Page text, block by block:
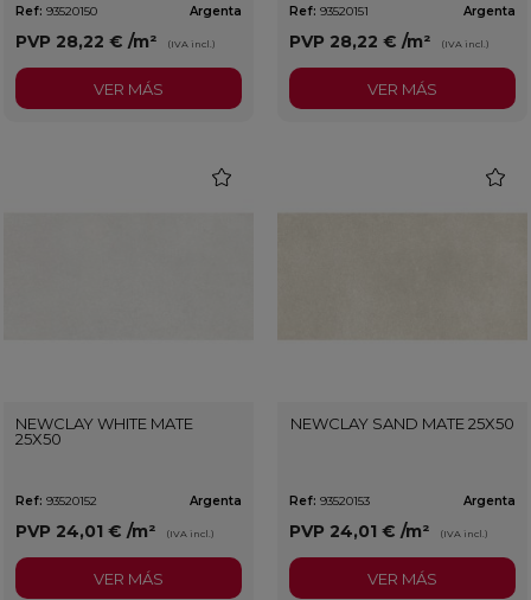
Ref: 93520150 Argenta
PVP 28,22 € /m² (IVA incl.)
VER MÁS
Ref: 93520151 Argenta
PVP 28,22 € /m² (IVA incl.)
VER MÁS
NEWCLAY WHITE MATE
25X50
Ref: 93520152 Argenta
PVP 24,01 € /m² (IVA incl.)
VER MÁS
NEWCLAY SAND MATE 25X50
Ref: 93520153 Argenta
PVP 24,01 € /m² (IVA incl.)
VER MÁS